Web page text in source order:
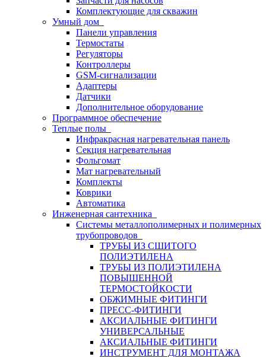
Комплектующие для скважин
Умный дом
Панели управления
Термостаты
Регуляторы
Контроллеры
GSM-сигнализации
Адаптеры
Датчики
Дополнительное оборудование
Программное обеспечение
Теплые полы
Инфракрасная нагревательная панель
Секция нагревательная
Фольгомат
Мат нагревательный
Комплекты
Коврики
Автоматика
Инженерная сантехника
Системы металлополимерных и полимерных
трубопроводов
ТРУБЫ ИЗ СШИТОГО
ПОЛИЭТИЛЕНА
ТРУБЫ ИЗ ПОЛИЭТИЛЕНА
ПОВЫШЕННОЙ
ТЕРМОСТОЙКОСТИ
ОБЖИМНЫЕ ФИТИНГИ
ПРЕСС-ФИТИНГИ
АКСИАЛЬНЫЕ ФИТИНГИ
УНИВЕРСАЛЬНЫЕ
АКСИАЛЬНЫЕ ФИТИНГИ
ИНСТРУМЕНТ ДЛЯ МОНТАЖА